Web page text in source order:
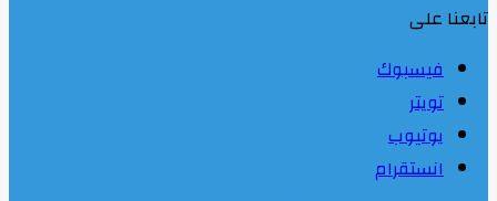
تابعنا على
فيسبوك
تويتر
يوتيوب
انستقرام